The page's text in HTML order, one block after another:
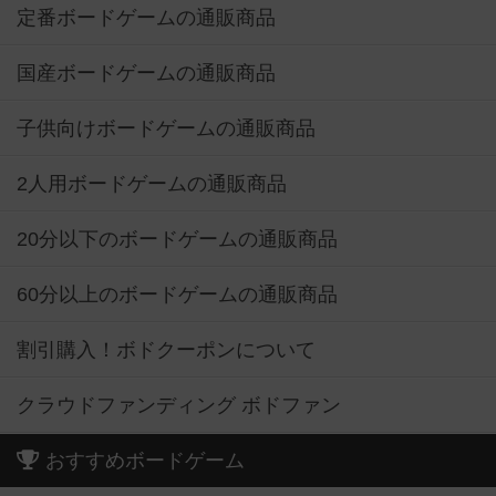
定番ボードゲームの通販商品
国産ボードゲームの通販商品
子供向けボードゲームの通販商品
2人用ボードゲームの通販商品
20分以下のボードゲームの通販商品
60分以上のボードゲームの通販商品
割引購入！ボドクーポンについて
クラウドファンディング ボドファン
おすすめボードゲーム